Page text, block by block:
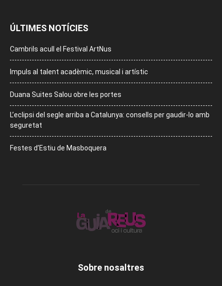
ÚLTIMES NOTÍCIES
Cambrils acull el Festival ArtNus
Impuls al talent acadèmic, musical i artístic
Duana Suites Salou obre les portes
L’eclipsi del segle arriba a Catalunya: consells per gaudir-lo amb
seguretat
Festes d’Estiu de Masboquera
Sobre nosaltres